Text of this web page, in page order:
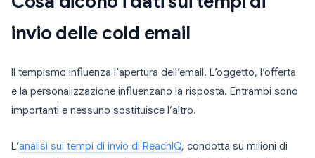
invio delle cold email
Il tempismo influenza l’apertura dell’email. L’oggetto, l’offerta
e la personalizzazione influenzano la risposta. Entrambi sono
importanti e nessuno sostituisce l’altro.
L’analisi sui tempi di invio di ReachIQ, condotta su milioni di